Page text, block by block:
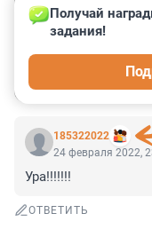
185322022
Получай
задания!
24 февраля 2022,
Ура!!!!!!!
ОТВЕТИТЬ